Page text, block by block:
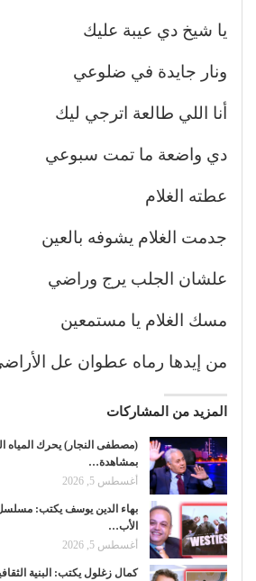
يا شيخ دي عيبة عليك
ونار جايدة في ضلوعي
أنا اللي طالعة اترجي ليك
دي واضعة ما تمت سبوعي
عطته الغلام
جدمت الغلام يشوفه بالعين
علشان الجلب يرج وراضي
مسك الغلام يا مستمعين
من إيدها رماه عطوان عل
المزيد من المشاركات
(مصطفى النجار) يحرك المياه
بمشاهدة…
أغسطس 5, 2026
بهاء الدين يوسف يكتب: مسلسل
الأب…
أغسطس 5, 2026
كمال زغلول يكتب: البنية الثقافية